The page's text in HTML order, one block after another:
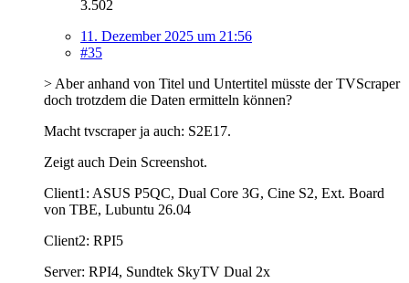
3.502
11. Dezember 2025 um 21:56
#35
> Aber anhand von Titel und Untertitel müsste der TVScraper
doch trotzdem die Daten ermitteln können?
Macht tvscraper ja auch: S2E17.
Zeigt auch Dein Screenshot.
Client1: ASUS P5QC, Dual Core 3G, Cine S2, Ext. Board
von TBE, Lubuntu 26.04
Client2: RPI5
Server: RPI4, Sundtek SkyTV Dual 2x